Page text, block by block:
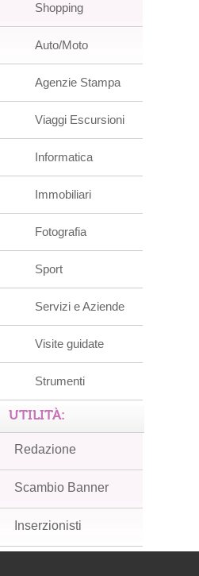
Shopping
Auto/Moto
Agenzie Stampa
Viaggi Escursioni
Informatica
Immobiliari
Fotografia
Sport
Servizi e Aziende
Visite guidate
Strumenti
UTILITÀ:
Redazione
Scambio Banner
Inserzionisti